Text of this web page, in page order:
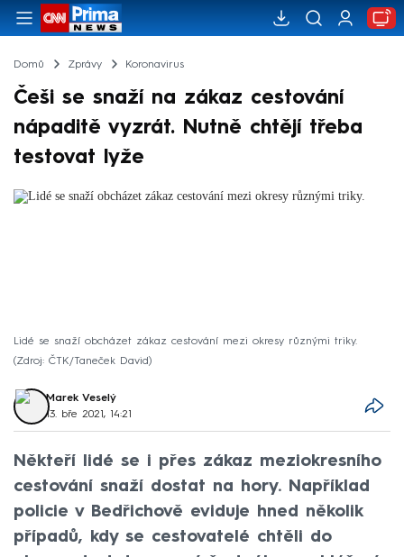
Domů Zprávy Koronavirus
Češi se snaží na zákaz cestování
nápaditě vyzrát. Nutně chtějí třeba
testovat lyže
Lidé se snaží obcházet zákaz cestování mezi okresy různými triky.
Zdroj: ČTK/Taneček David
Marek Veselý
13. bře 2021, 14:21
Někteří lidé se i přes zákaz meziokresního
cestování snaží dostat na hory. Například
policie v Bedřichově eviduje hned několik
případů, kdy se cestovatelé chtěli do